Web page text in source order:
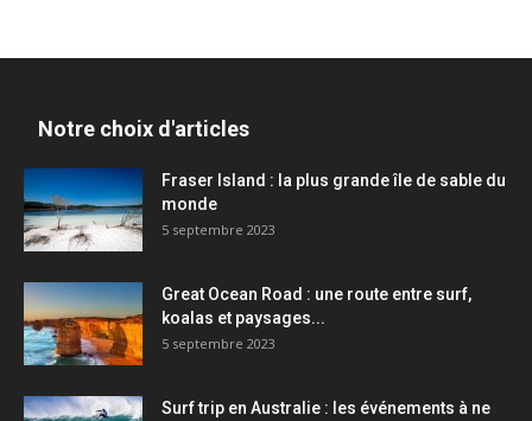
Notre choix d'articles
Fraser Island : la plus grande île de sable du
monde
5 septembre 2023
Great Ocean Road : une route entre surf,
koalas et paysages...
5 septembre 2023
Surf trip en Australie : les événements à ne